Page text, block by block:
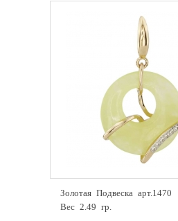
Золотая Подвеска арт.1470
Вес 2.49 гр.